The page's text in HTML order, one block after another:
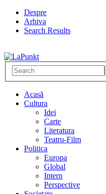
Despre
Arhiva
Search Results
Acasă
Cultura
Idei
Carte
Literatura
Teatru-Film
Politica
Europa
Global
Intern
Perspective